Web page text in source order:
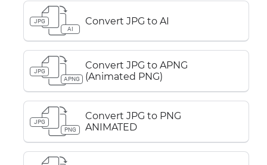
JPG
AI
Convert JPG to AI
JPG
APNG
Convert JPG to APNG
(Animated PNG)
JPG
PNG
Convert JPG to PNG
ANIMATED